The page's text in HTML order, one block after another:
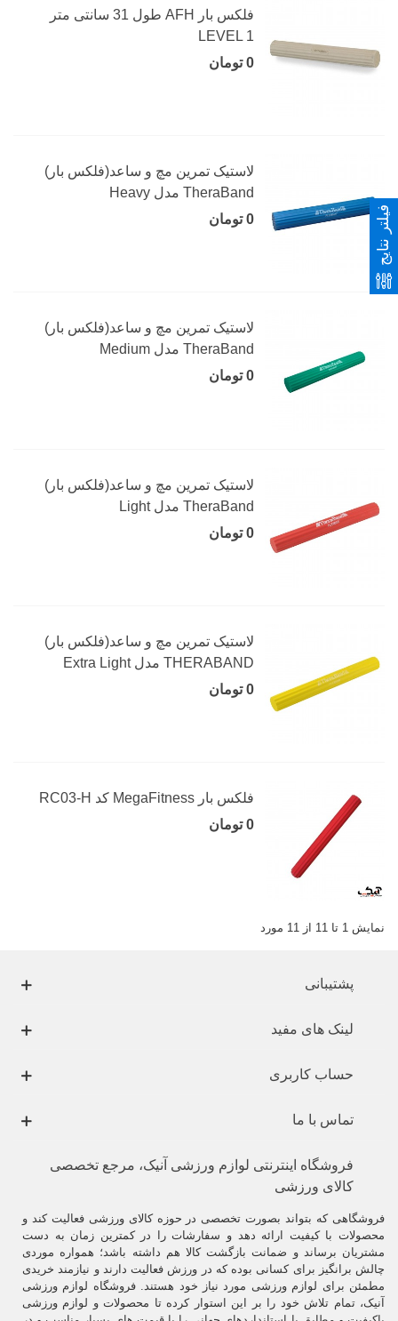
فلکس بار AFH طول 31 سانتی متر
LEVEL 1
0 تومان
لاستیک تمرین مچ و ساعد(فلکس بار)
TheraBand مدل Heavy
0 تومان
لاستیک تمرین مچ و ساعد(فلکس بار)
TheraBand مدل Medium
0 تومان
لاستیک تمرین مچ و ساعد(فلکس بار)
TheraBand مدل Light
0 تومان
لاستیک تمرین مچ و ساعد(فلکس بار)
THERABAND مدل Extra Light
0 تومان
فلکس بار MegaFitness کد RC03-H
0 تومان
نمایش 1 تا 11 از 11 مورد
پشتیبانی
لینک های مفید
حساب کاربری
تماس با ما
فروشگاه اینترنتی لوازم ورزشی آنیک، مرجع تخصصی
کالای ورزشی
فروشگاهی که بتواند بصورت تخصصی در حوزه کالای ورزشی فعالیت کند و
محصولات با کیفیت ارائه دهد و سفارشات را در کمترین زمان به دست
مشتریان برساند و ضمانت بازگشت کالا هم داشته باشد؛ همواره موردی
چالش برانگیز برای کسانی بوده که در ورزش فعالیت دارند و نیازمند خریدی
مطمئن برای لوازم ورزشی مورد نیاز خود هستند. فروشگاه لوازم ورزشی
آنیک، تمام تلاش خود را بر این استوار کرده تا محصولات و لوازم ورزشی
فیلتر نتایج